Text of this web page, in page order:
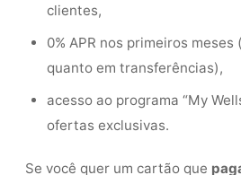
clientes,
0% APR nos primeiros
quanto em transferências),
acesso ao programa “My
ofertas exclusivas.
Se você quer um cartão que